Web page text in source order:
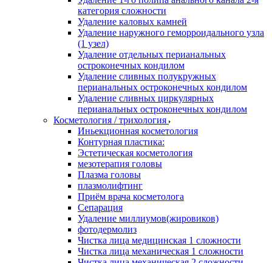
категория сложности
Удаление каловых камней
Удаление наружного геморроидального узла
(1 узел)
Удаление отдельных перианальных
остроконечных кондилом
Удаление сливных полукружных
перианальных остроконечных кондилом
Удаление сливных циркулярных
перианальных остроконечных кондилом
Косметология / трихология
Иньекционная косметология
Контурная пластика:
Эстетическая косметология
мезотерапия головы
Плазма головы
плазмолифтинг
Приём врача косметолога
Сепарация
Удаление миллиумов(жировиков)
фотодермолиз
Чистка лица медицинская 1 сложности
Чистка лица механическая 1 сложности